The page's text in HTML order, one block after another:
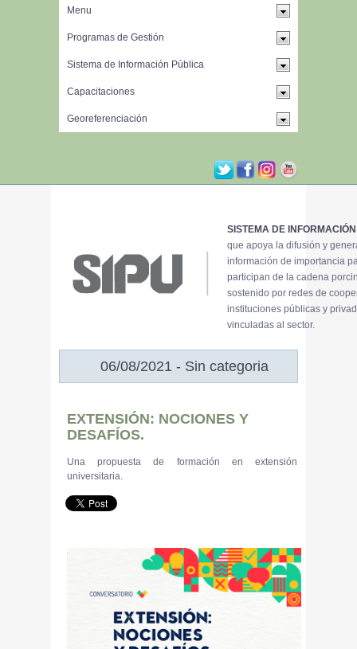
SISTEMA DE
que apoya la difusión y
información de importancia
participan de la cadena
sostenido por redes de
instituciones públicas y
vinculadas al sector.
06/08/2021 - Sin categoria
EXTENSIÓN: NOCIONES Y
DESAFÍOS.
Una propuesta de formación en extensión
universitaria.